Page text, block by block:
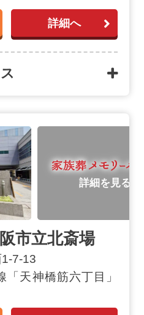
詳細へ
詳細を見る
市立北斎場
7-13
「天神橋筋六丁目」